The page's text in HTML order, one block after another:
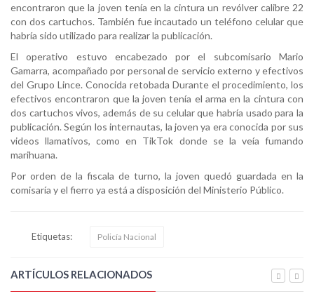
encontraron que la joven tenía en la cintura un revólver calibre 22
con dos cartuchos. También fue incautado un teléfono celular que
habría sido utilizado para realizar la publicación.
El operativo estuvo encabezado por el subcomisario Mario
Gamarra, acompañado por personal de servicio externo y efectivos
del Grupo Lince. Conocida retobada Durante el procedimiento, los
efectivos encontraron que la joven tenía el arma en la cintura con
dos cartuchos vivos, además de su celular que habría usado para la
publicación. Según los internautas, la joven ya era conocida por sus
videos llamativos, como en TikTok donde se la veía fumando
marihuana.
Por orden de la fiscala de turno, la joven quedó guardada en la
comisaría y el fierro ya está a disposición del Ministerio Público.
Etiquetas: Policía Nacional
ARTÍCULOS RELACIONADOS